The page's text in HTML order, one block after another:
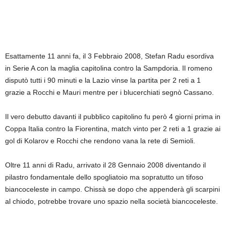
Esattamente 11 anni fa, il 3 Febbraio 2008, Stefan Radu esordiva
in Serie A con la maglia capitolina contro la Sampdoria. Il romeno
disputò tutti i 90 minuti e la Lazio vinse la partita per 2 reti a 1
grazie a Rocchi e Mauri mentre per i blucerchiati segnò Cassano.
Il vero debutto davanti il pubblico capitolino fu però 4 giorni prima in
Coppa Italia contro la Fiorentina, match vinto per 2 reti a 1 grazie ai
gol di Kolarov e Rocchi che rendono vana la rete di Semioli.
Oltre 11 anni di Radu, arrivato il 28 Gennaio 2008 diventando il
pilastro fondamentale dello spogliatoio ma sopratutto un tifoso
biancoceleste in campo. Chissà se dopo che appenderà gli scarpini
al chiodo, potrebbe trovare uno spazio nella società biancoceleste.